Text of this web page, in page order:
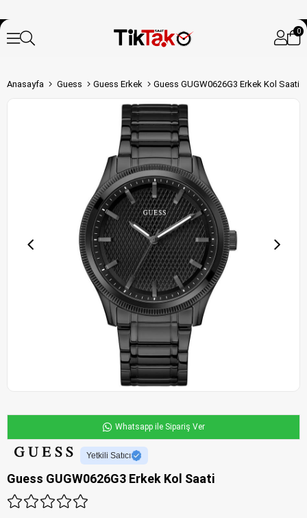
0
Anasayfa Guess Guess Erkek Guess GUGW0626G3 Erkek Kol Saati
Whatsapp ile Sipariş Ver
Yetkili Satıcı
Guess GUGW0626G3 Erkek Kol Saati